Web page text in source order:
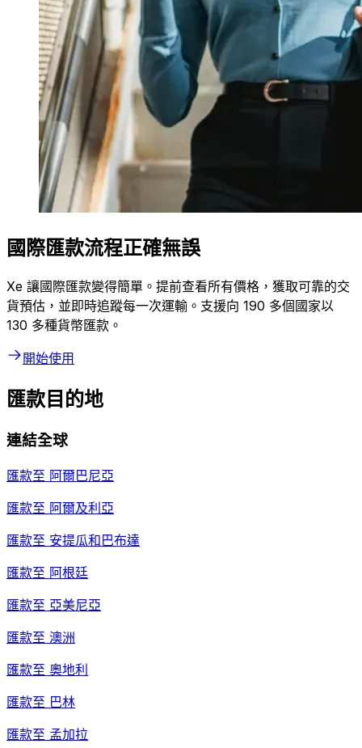
國際匯款流程正確無誤
Xe 讓國際匯款變得簡單。提前查看所有價格，獲取可靠的交
貨預估，並即時追蹤每一次運輸。支援向 190 多個國家以
130 多種貨幣匯款。
開始使用
匯款目的地
連結全球
匯款至 阿爾巴尼亞
匯款至 阿爾及利亞
匯款至 安提瓜和巴布達
匯款至 阿根廷
匯款至 亞美尼亞
匯款至 澳洲
匯款至 奧地利
匯款至 巴林
匯款至 孟加拉